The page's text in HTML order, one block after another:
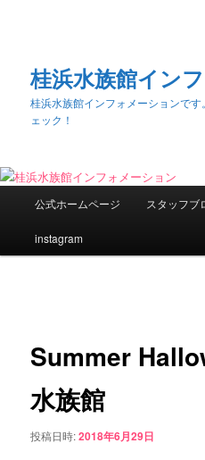
桂浜水族館イン
桂浜水族館インフォメーションで
ェック！
メ
メ
イ
ン
テ
ン
公式ホームページ スタッフブ
instagram
Summer
水族館
投稿日時:2018年6月29日